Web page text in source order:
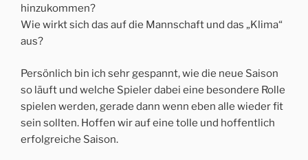
hinzukommen?
Wie wirkt sich das auf die Mannschaft und das „Klima“
aus?
Persönlich bin ich sehr gespannt, wie die neue Saison
so läuft und welche Spieler dabei eine besondere Rolle
spielen werden, gerade dann wenn eben alle wieder fit
sein sollten. Hoffen wir auf eine tolle und hoffentlich
erfolgreiche Saison.